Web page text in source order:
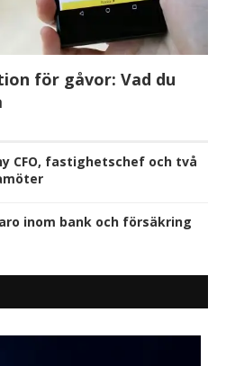
för gåvor: Vad du
CFO, fastighetschef och två
inom bank och försäkring